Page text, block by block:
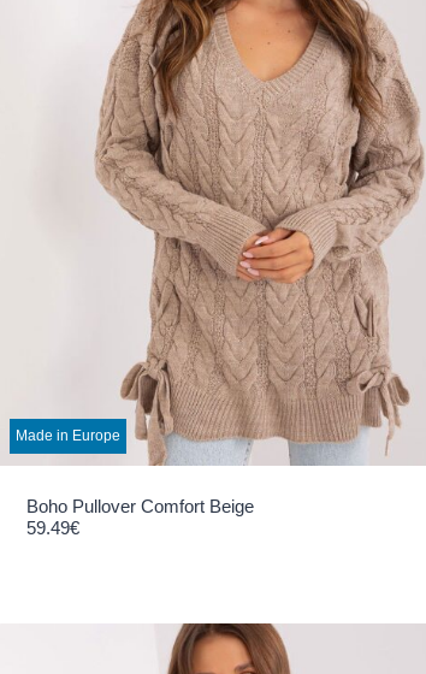
Made in Europe
Boho Pullover Comfort Beige
59.49€